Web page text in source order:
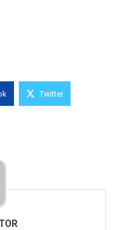
Twitter